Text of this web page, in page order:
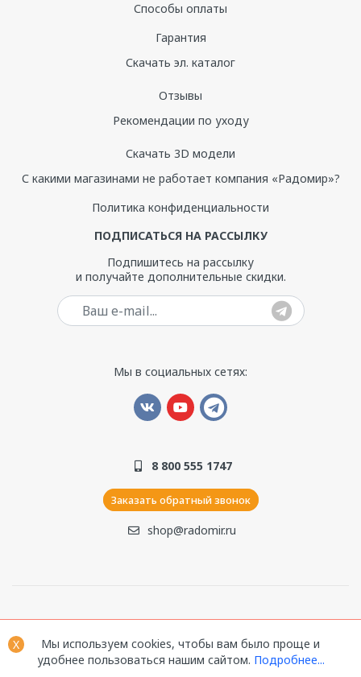
Способы оплаты
Гарантия
Скачать эл. каталог
Отзывы
Рекомендации по уходу
Скачать 3D модели
С какими магазинами не работает компания «Радомир»?
Политика конфиденциальности
ПОДПИСАТЬСЯ НА РАССЫЛКУ
Подпишитесь на рассылку
и получайте дополнительные скидки.
Мы в социальных сетях:
8 800 555 1747
Заказать обратный звонок
shop@radomir.ru
защищены.
X
Мы используем cookies, чтобы вам было проще и
удобнее пользоваться нашим сайтом. Подробнее...